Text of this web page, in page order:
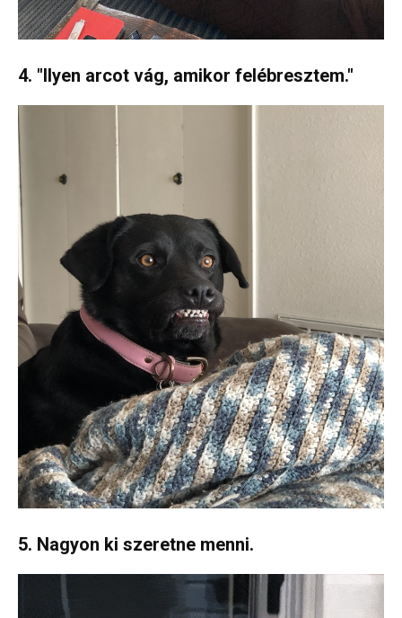
4. "Ilyen arcot vág, amikor felébresztem."
5. Nagyon ki szeretne menni.